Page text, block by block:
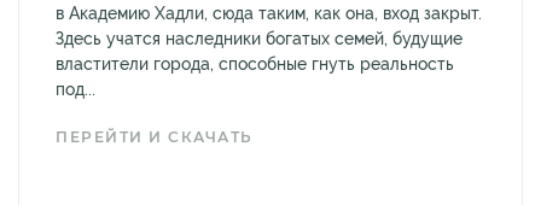
в Академию Хадли, сюда таким, как она, вход закрыт.
Здесь учатся наследники богатых семей, будущие
властители города, способные гнуть реальность
под...
ПЕРЕЙТИ И СКАЧАТЬ